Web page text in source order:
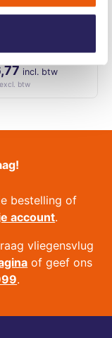
Accu
2Ah M18 +
FC lader)
incl. btw
btw
bestelling of
account.
vliegensvlug
of geef ons
.